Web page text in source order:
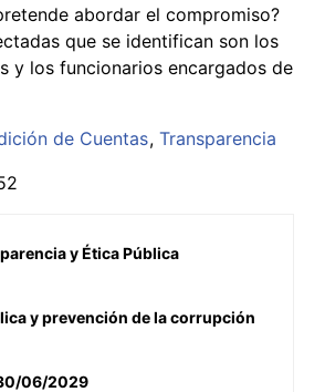
abordar el compromiso?
que se identifican son los
y los funcionarios encargados de
de Cuentas Transparencia
y Ética Pública
y prevención de la corrupción
06/2029